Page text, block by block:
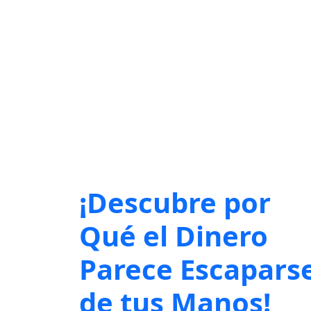
¡Descubre por
Qué el Dinero
Parece
de tus Manos!